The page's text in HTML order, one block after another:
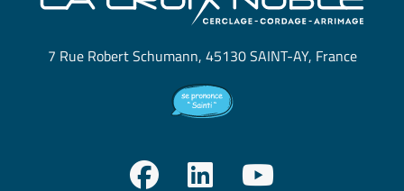
7 Rue Robert Schumann, 45130 SAINT-AY, France